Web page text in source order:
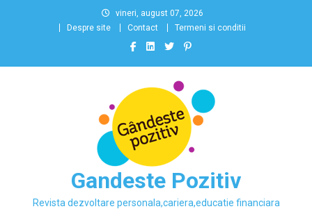
vineri, august 07, 2026
Despre site
Contact Termeni si conditii
Gandeste Pozitiv
Revista dezvoltare personala,cariera,educatie financiara